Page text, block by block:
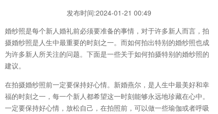
发布时间:2024-01-21 00:49
婚纱照是每个新人婚礼前必须要准备的事情，对于许多新人而言，拍
摄婚纱照是人生中最重要的时刻之一。而如何拍出特别的婚纱照也成
为许多新人所关注的问题。下面是一些关于如何拍摄特别的婚纱照的
建议。
在拍摄婚纱照前一定要保持好心情。新婚燕尔，是人生中最美好和幸
福的时刻之一，每一个新人都希望这一时刻能够永远地珍藏在心中。
一定要保持好心情，放松自己，在拍照前，可以做一些瑜伽或者呼吸